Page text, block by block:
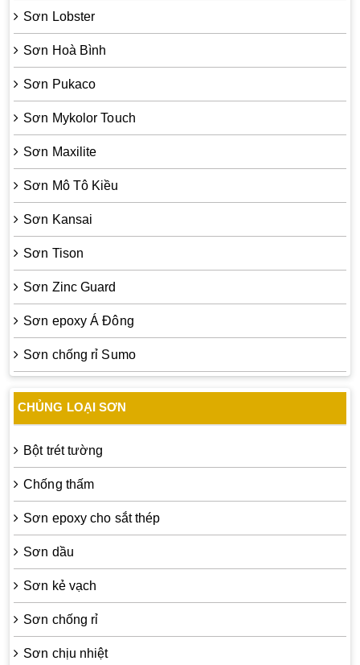
Sơn Lobster
Sơn Hoà Bình
Sơn Pukaco
Sơn Mykolor Touch
Sơn Maxilite
Sơn Mô Tô Kiều
Sơn Kansai
Sơn Tison
Sơn Zinc Guard
Sơn epoxy Á Đông
Sơn chống rỉ Sumo
CHỦNG LOẠI SƠN
Bột trét tường
Chống thấm
Sơn epoxy cho sắt thép
Sơn dầu
Sơn kẻ vạch
Sơn chống rỉ
Sơn chịu nhiệt